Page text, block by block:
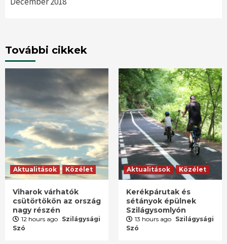
További cikkek
Aktualitások Közélet
Viharok várhatók
csütörtökön az ország
nagy részén
12 hours ago Szilágysági
Szó
Aktualitások Közélet
Kerékpárutak és
sétányok épülnek
Szilágysomlyón
13 hours ago Szilágysági
Szó